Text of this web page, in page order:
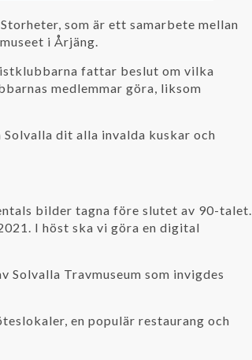
som är ett samarbete mellan
i Årjäng.
fattar beslut om vilka
medlemmar göra, liksom
dit alla invalda kuskar och
bilder tagna före slutet av 90-talet.
I höst ska vi göra en digital
Solvalla Travmuseum som invigdes
en populär restaurang och